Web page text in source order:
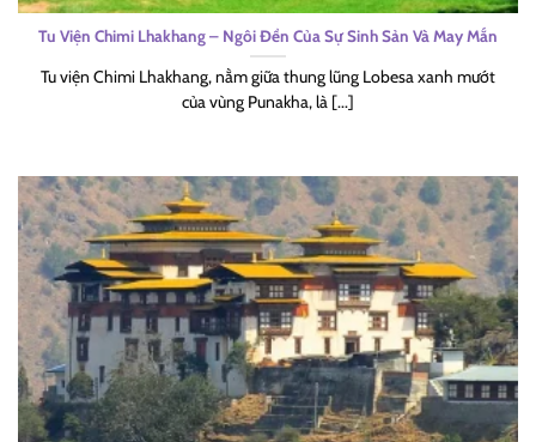
Tu Viện Chimi Lhakhang – Ngôi Đền Của Sự Sinh Sản Và May Mắn
Tu viện Chimi Lhakhang, nằm giữa thung lũng Lobesa xanh mướt
của vùng Punakha, là [...]